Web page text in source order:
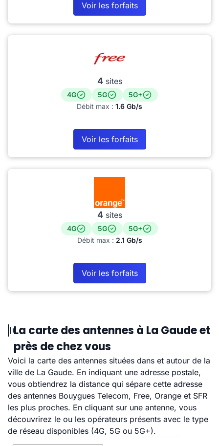
Voir les forfaits
4sites
4G 5G
5G+
Débit max : 1.6 Gb/s
Voir les forfaits
4sites
4G 5G
5G+
Débit max : 2.1 Gb/s
Voir les forfaits
La carte des antennes à La Gaude et
près de chez vous
Voici la carte des antennes situées dans et autour de la
ville de La Gaude. En indiquant une adresse postale,
vous obtiendrez la distance qui sépare cette adresse
des antennes Bouygues Telecom, Free, Orange et SFR
les plus proches. En cliquant sur une antenne, vous
découvrirez le ou les opérateurs présents avec le type
de réseau disponibles (4G, 5G ou 5G+).